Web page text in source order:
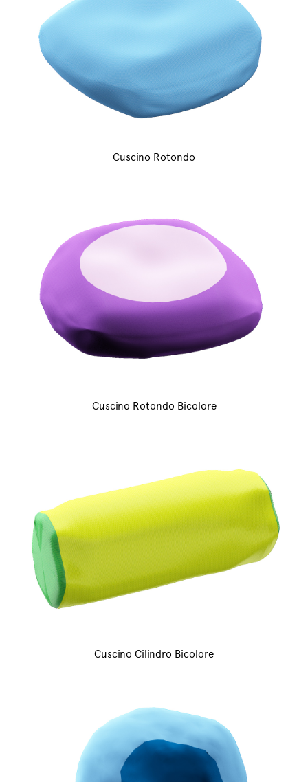
Cuscino Rotondo
Cuscino Rotondo Bicolore
Cuscino Cilindro Bicolore